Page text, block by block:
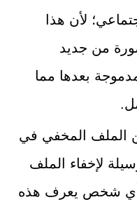
لأن هذا
من جديد
بعدها مما
الملف المخفي في
لإخفاء الملف
شخص يعرف هذه